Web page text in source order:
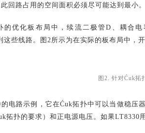
回路占用的空间面积必须尽可能达到最小
的优化板布局中，续流二极管D、耦合
这些线路。图2所示为在实际的板布局中，
图 2. 针对Ćuk拓
电路示例，它在Ćuk拓扑中可以当做稳
拓扑的要求）和正电源电压。如果